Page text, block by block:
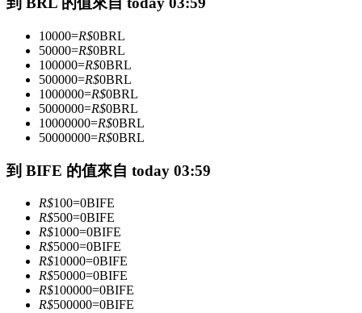
跟單
與頂尖交易專家同行
成為跟單交易員
坐享盈利分成和跟單分傭
10000=R$0BRL
50000=R$0BRL
100000=R$0BRL
500000=R$0BRL
1000000=R$0BRL
5000000=R$0BRL
10000000=R$0BRL
50000000=R$0BRL
到 BIFE 的值來自 today 03:59
R$100=0BIFE
R$500=0BIFE
R$1000=0BIFE
R$5000=0BIFE
R$10000=0BIFE
R$50000=0BIFE
R$100000=0BIFE
R$500000=0BIFE